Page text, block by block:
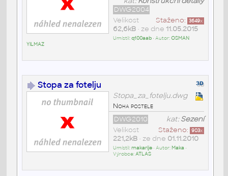
DWG2004
Staženo: 3649x
Velikost
62,6kB• ze dne 11.05.2015
Umístil:q100aab• Autor:OSMAN
YILMAZ
Stopa za fotelju
Stopa_za_fotelju.dwg
Noha postele
kat:Sezení
DWG2010
Staženo: 903x
Velikost
221,2kB• ze dne 01.11.2010
Umístil:makarije• Autor: Maka •
Výrobce:ATLAS